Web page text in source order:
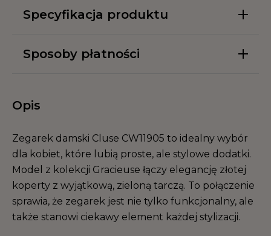
Specyfikacja produktu
Sposoby płatności
Opis
Zegarek damski Cluse CW11905 to idealny wybór
dla kobiet, które lubią proste, ale stylowe dodatki.
Model z kolekcji Gracieuse łączy elegancję złotej
koperty z wyjątkową, zieloną tarczą. To połączenie
sprawia, że zegarek jest nie tylko funkcjonalny, ale
także stanowi ciekawy element każdej stylizacji.